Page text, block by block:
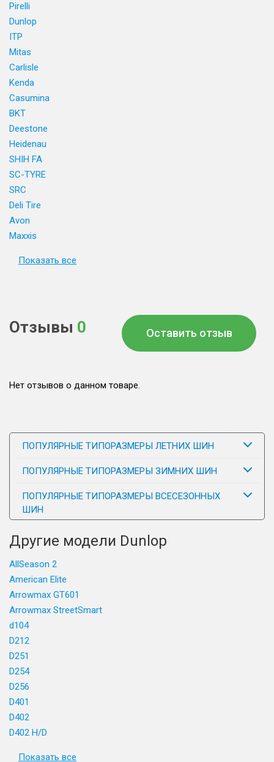
Pirelli
Dunlop
ITP
Mitas
Carlisle
Kenda
Casumina
BKT
Deestone
Heidenau
SHIH FA
SC-TYRE
SRC
Deli Tire
Avon
Maxxis
Показать все
Отзывы 0 Оставить отзыв
Нет отзывов о данном товаре.
ПОПУЛЯРНЫЕ ТИПОРАЗМЕРЫ ЛЕТНИХ ШИН
ПОПУЛЯРНЫЕ ТИПОРАЗМЕРЫ ЗИМНИХ ШИН
ПОПУЛЯРНЫЕ ТИПОРАЗМЕРЫ ВСЕСЕЗОННЫХ
ШИН
Другие модели Dunlop
AllSeason 2
American Elite
Arrowmax GT601
Arrowmax StreetSmart
d104
D212
D251
D254
D256
D401
D402
D402 H/D
Показать все